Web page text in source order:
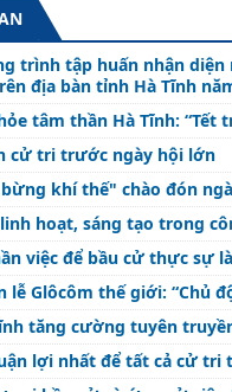
trình tập huấn nhận
địa bàn tỉnh Hà Tĩnh
tâm thần Hà Tĩnh: “Tết
cử tri trước ngày hội lớn
khí thế" chào đón
hoạt, sáng tạo trong
việc để bầu cử thực sự
lễ Glôcôm thế giới: “Chủ
tăng cường tuyên
lợi nhất để tất cả cử tri